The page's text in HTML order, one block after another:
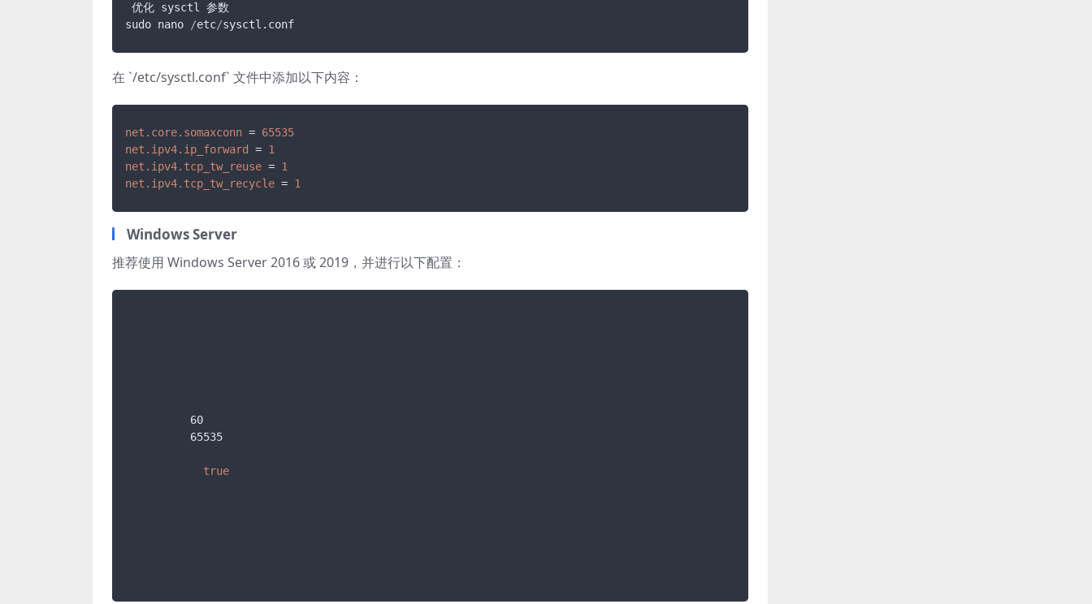
优化 sysctl 参数
sudo nano
/etc/
在 `/etc/sysctl.conf` 文件中添加以下内容：
net.core.somaxconn = 65535
net.ipv4.ip_forward
= 1
net.ipv4.tcp_tw_reuse = 1
net.ipv4.tcp_tw_recycle = 1
Windows Server
推荐使用 Windows Server 2016 或 2019，并进行以下配置：
          60
          65535
true